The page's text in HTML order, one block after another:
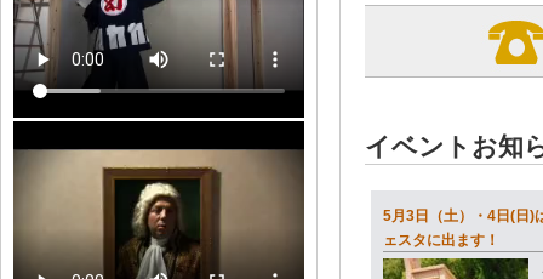
イベントお知
5月3日（土）・4日(日)
ェスタに出ます！